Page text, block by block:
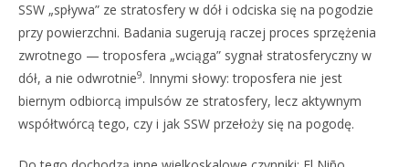
SSW „spływa” ze stratosfery w dół i odciska się na pogodzie
przy powierzchni. Badania sugerują raczej proces sprzężenia
zwrotnego — troposfera „wciąga” sygnał stratosferyczny w
dół, a nie odwrotnie9. Innymi słowy: troposfera nie jest
biernym odbiorcą impulsów ze stratosfery, lecz aktywnym
współtwórcą tego, czy i jak SSW przełoży się na pogodę.